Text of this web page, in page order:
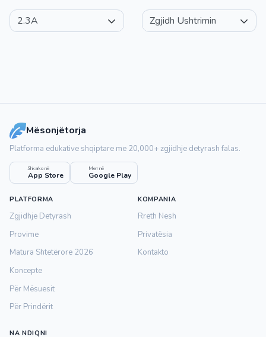
Mësonjëtorja
Platforma edukative shqiptare me 20,000+ zgjidhje detyrash falas.
Shkarko në
App Store
Merr në
Google Play
PLATFORMA
Zgjidhje Detyrash
Provime
Matura Shtetërore 2026
Koncepte
Për Mësuesit
Për Prindërit
KOMPANIA
Rreth Nesh
Privatësia
Kontakto
NA NDIQNI